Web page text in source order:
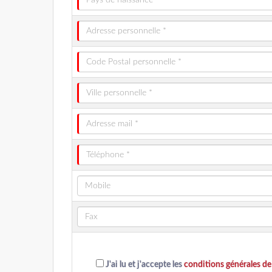
J'ai lu et j'accepte les conditions générales